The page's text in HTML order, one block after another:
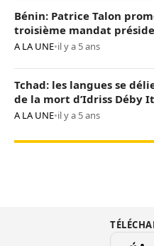
Bénin: Patrice Talon
troisième mandat
A LA UNE•il y a 5 ans
Tchad: les langues se
de la mort d’Idriss Déby
A LA UNE•il y a 5 ans